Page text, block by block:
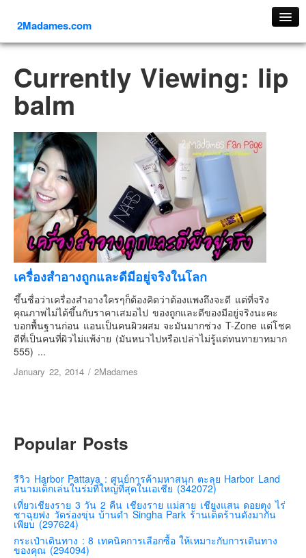
2Madames.com
ภาคเหนือ
ภาคใต้
ภาคกลาง
ภาคตะวันตก
ภาคอีสาน
ทริปต่างประเทศ
ยุโรป
รัสเซีย
อิตาลี
ตุรกี-ตุรเคีย
เยอรมัน
ฝรั่งเศส
ออสเตรีย
สาธารณรัฐเช็ก
เบลเยี่ยม
โปรตุเกส
สเปน
โครเอเชีย
สโลเวเนีย
Currently Viewing: lip
balm
เครื่องสำอางถูกและดีมีอยู่จริงในโลก
ขึ้นชื่อว่าเครื่องสำอางใครๆก็ต้องคิดว่าต้องแพงถึงจะดี แต่ที่จริง
คุณภาพไม่ได้ขึ้นกับราคาเสมอไป ของถูกและดีของมีอยู่จริงนะคะ
บอกพื้นฐานก่อน แอนเป็นคนผิวผสม จะมันมากช่วง T-Zone แต่โชค
ดีที่เป็นคนที่ผิวไม่แพ้ง่าย (มันหนาไปหรือเปล่าไม่รู้แต่ทนทายาทมาก
555) ...
January 22, 2014 / 2Madames
Popular Posts
รีวิว Harbor Pattaya : ศูนย์การค้ามหาสนุก ตะลุย Harbor Land
สนามเด็กเล่นในร่มที่ใหญ่ที่สุดในเอเชีย (342072)
เที่ยวเชียงราย 3 วัน 2 คืน เชียงราย แม่สาย เชียงแสน ดอยตุง ไร่
ชาฉุยฟง วัดร่องขุ่น บ้านดำ Singha Park ร้านเด็ดร้านดังมากัน
เพียบ (297624)
กระเป๋าเดินทาง : 8 เทคนิคการเลือกซื้อ ให้เหมาะกับการเดินทาง
ของคุณ (294094)